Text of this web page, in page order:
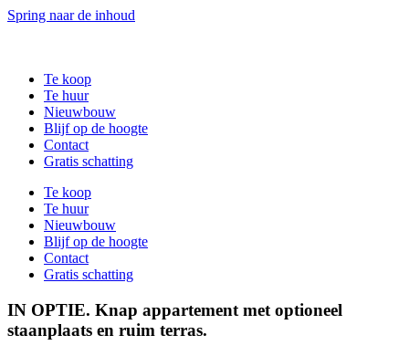
Spring naar de inhoud
Te koop
Te huur
Nieuwbouw
Blijf op de hoogte
Contact
Gratis schatting
Te koop
Te huur
Nieuwbouw
Blijf op de hoogte
Contact
Gratis schatting
IN OPTIE. Knap appartement met optioneel
staanplaats en ruim terras.